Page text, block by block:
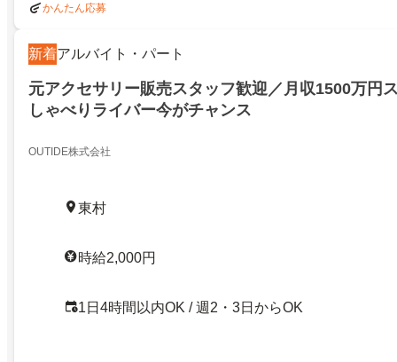
かんたん応募
新着アルバイト・パート
元アクセサリー販売スタッフ歓迎／月収1500万円
しゃべりライバー今がチャンス
OUTIDE株式会社
東村
時給2,000円
1日4時間以内OK / 週2・3日からOK